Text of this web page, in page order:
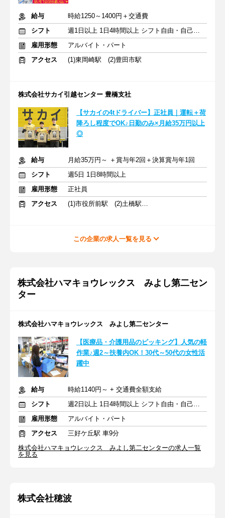
給与
時給1250～1400円＋交通費
シフト
週1日以上 1日4時間以上 シフト自由・自己申告
雇用形態
アルバイト・パート
アクセス
(1)東岡崎駅 (2)豊田市駅
株式会社サカイ引越センター 豊橋支社
【サカイの4tドライバー】正社員｜運転＋荷
降ろし程度でOK♪日勤のみ×月給35万円以上
◎
給与
月給35万円～ ＋賞与年2回＋決算賞与年1回
シフト
週5日 1日8時間以上
雇用形態
正社員
アクセス
(1)市役所前駅 (2)土橋駅 (3)宇頭駅
この企業の求人一覧を見る
株式会社ハマキョウレックス みよし第二セン
ター
株式会社ハマキョウレックス みよし第二センター
【医療品・介護用品のピッキング】人気の軽
作業♪週2～扶養内OK！30代～50代の女性活
躍中
給与
時給1140円～ + 交通費全額支給
シフト
週2日以上 1日4時間以上 シフト自由・自己申告
雇用形態
アルバイト・パート
アクセス
三好ケ丘駅 車9分
株式会社ハマキョウレックス みよし第二センターの求人一覧
を見る
株式会社穂波